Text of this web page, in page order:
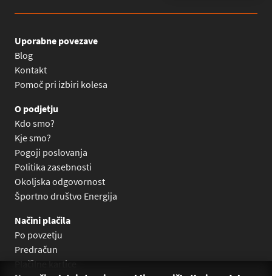
Uporabne povezave
Blog
Kontakt
Pomoč pri izbiri kolesa
O podjetju
Kdo smo?
Kje smo?
Pogoji poslovanja
Politika zasebnosti
Okoljska odgovornost
Športno društvo Energija
Načini plačila
Po povzetju
Predračun
Plačilne kartice